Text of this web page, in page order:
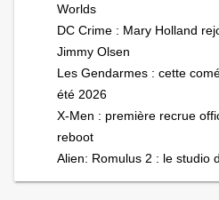
Worlds
DC Crime : Mary Holland
Jimmy Olsen
Les Gendarmes : cette
été 2026
X-Men : première recrue
reboot
Alien: Romulus 2 : le studio